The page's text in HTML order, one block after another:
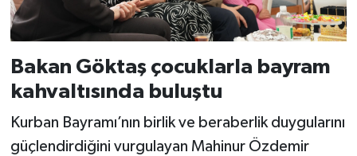
Bakan Göktaş çocuklarla bayram
kahvaltısında buluştu
Kurban Bayramı’nın birlik ve beraberlik duygularını
güçlendirdiğini vurgulayan Mahinur Özdemir